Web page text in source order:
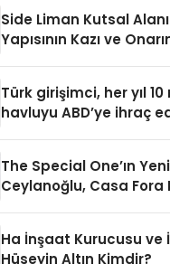
Side Liman Kutsal
Yapısının Kazı ve
Türk girişimci, her yıl
havluyu ABD’ye ihraç
The Special One’ın
Ceylanoğlu, Casa Fora
Ha İnşaat Kurucusu ve
Hüseyin Altın Kimdir?